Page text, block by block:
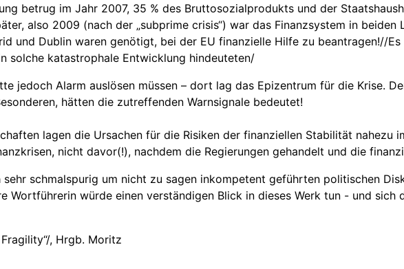
betrug im Jahr 2007, 35 % des Bruttosozialprodukts und der
also 2009 (nach der „subprime crisis“) war das Finanzsystem in beiden
und Dublin waren genötigt, bei der EU finanzielle Hilfe zu beantragen!//
solche katastrophale Entwicklung hindeuteten/
jedoch Alarm auslösen müssen – dort lag das Epizentrum für die Krise.
hätten die zutreffenden Warnsignale bedeutet!
lagen die Ursachen für die Risiken der finanziellen Stabilität nahezu
nicht davor(!), nachdem die Regierungen gehandelt und die
schmalspurig um nicht zu sagen inkompetent geführten politischen
Wortführerin würde einen verständigen Blick in dieses Werk tun - und
, Hrgb. Moritz